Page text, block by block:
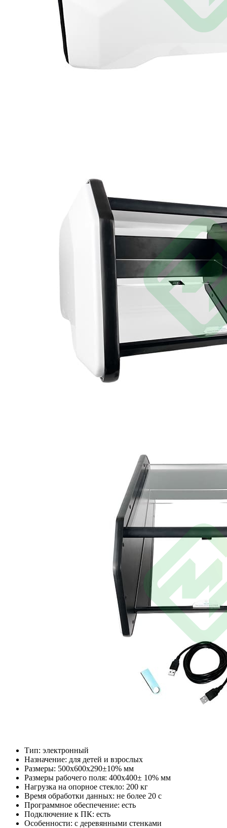
Тип: электронный
Назначение: для детей и взрослых
Размеры: 500x600x290±10% мм
Размеры рабочего поля: 400x400± 10% мм
Нагрузка на опорное стекло: 200 кг
Время обработки данных: не более 20 с
Программное обеспечение: есть
Подключение к ПК: есть
Особенности: с деревянными стенками